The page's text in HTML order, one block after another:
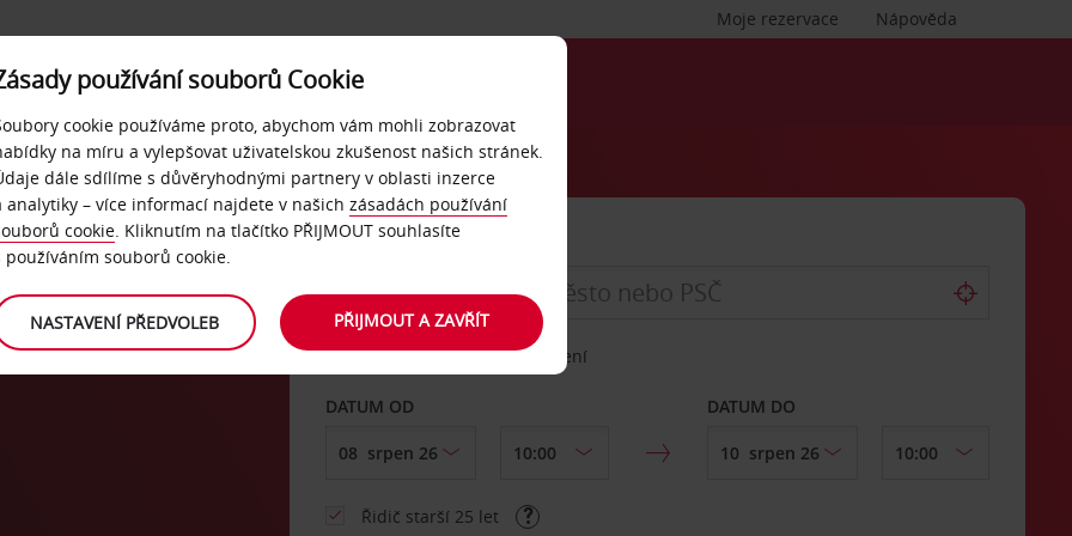
Nápověda
Moje rezervace
NAŠE SLUŽBY FIREMNÍ ZÁKAZNÍCI
Vyberte si jiné místo vrácení
DATUM OD DATUM DO
Řidič starší 25 let
používání souborů Cookie
cookie používáme proto, abychom vám mohli zobrazovat
na míru a vylepšovat uživatelskou zkušenost našich stránek.
dále sdílíme s důvěryhodnými partnery v oblasti inzerce
analytiky – více informací najdete v našich zásadách používání
cookie. Kliknutím na tlačítko PŘIJMOUT souhlasíte
používáním souborů cookie.
NASTAVENÍ PŘEDVOLEB PŘIJMOUT A ZAVŘÍT